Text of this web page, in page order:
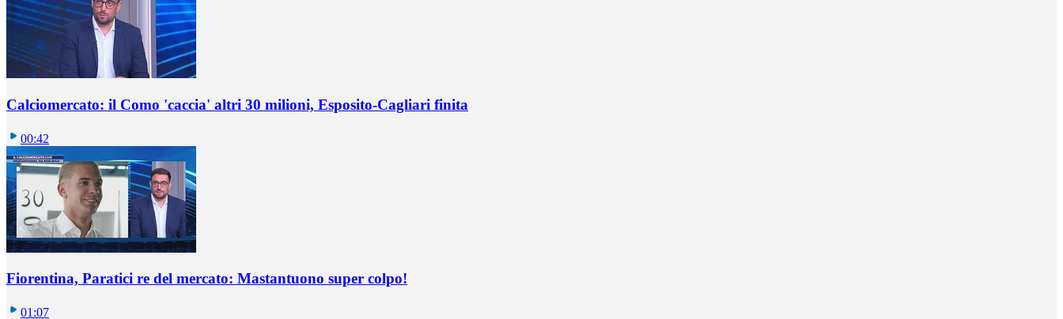
Calciomercato: il Como 'caccia' altri 30 milioni, Esposito-Cagliari finita
00:42
Fiorentina, Paratici re del mercato: Mastantuono super colpo!
01:07